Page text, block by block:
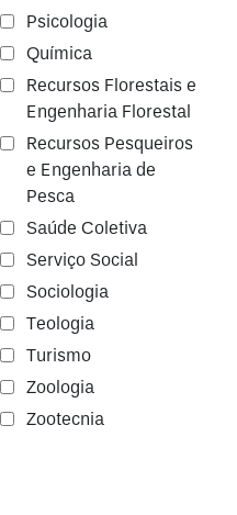
Psicologia
Química
Recursos Florestais e
Engenharia Florestal
Recursos Pesqueiros
e Engenharia de
Pesca
Saúde Coletiva
Serviço Social
Sociologia
Teologia
Turismo
Zoologia
Zootecnia